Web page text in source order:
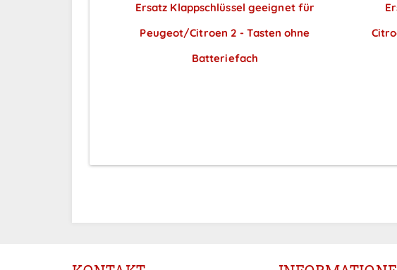
Ersatz Klappschlüssel geeignet für
Peugeot/Citroen 2 - Tasten ohne
Batteriefach